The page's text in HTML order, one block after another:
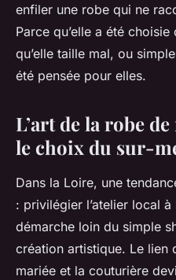
enfiler une robe qui ne
Parce qu’elle a été
qu’elle taille mal, ou
été pensée pour elles.
L’art de la robe
le choix du sur-
Dans la Loire, une
: privilégier l’atelier local
démarche loin du simple
création artistique. Le lien
mariée et la couturière